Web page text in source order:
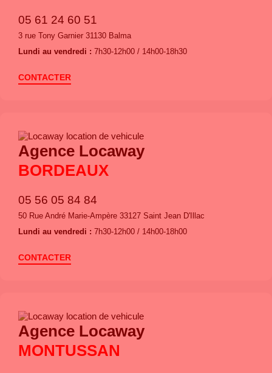
05 61 24 60 51
3 rue Tony Garnier 31130 Balma
Lundi au vendredi : 7h30-12h00 / 14h00-18h30
CONTACTER
Agence Locaway
BORDEAUX
05 56 05 84 84
50 Rue André Marie-Ampère 33127 Saint Jean D'Illac
Lundi au vendredi : 7h30-12h00 / 14h00-18h00
CONTACTER
Agence Locaway
MONTUSSAN